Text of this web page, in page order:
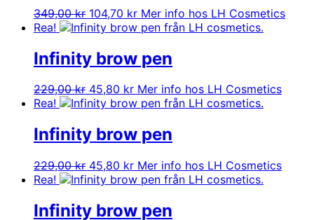
349,00kr Det
ursprungliga
var:
349,00 kr.
104,70 krDet
nuvarande
är:
104,70 kr.
Mer info hos LH Cosmetics
Rea!
Infinity brow pen
229,00kr Det
ursprungliga
var:
229,00 kr.
45,80 krDet
nuvarande
är:
45,80 kr.
Mer info hos LH Cosmetics
Rea!
Infinity brow pen
229,00kr Det
ursprungliga
var:
45,80 krDet
nuvarande
är:
Mer info hos LH Cosmetics
Rea!
Infinity brow pen